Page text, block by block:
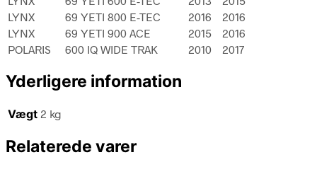
LYNX
69 YETI 800 E-TEC 2016
2016
LYNX
69 YETI 900 ACE 2015
2016
POLARIS
600 IQ WIDE TRAK 2010 2017
Yderligere information
Vægt 2 kg
Relaterede varer